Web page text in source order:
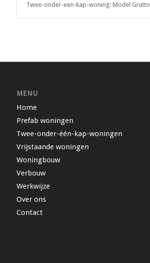
Twee-onder-een-kap-woning: Model Grutto
MENU
Home
Prefab woningen
Twee-onder-één-kap-woningen
Vrijstaande woningen
Woningbouw
Verbouw
Werkwijze
Over ons
Contact